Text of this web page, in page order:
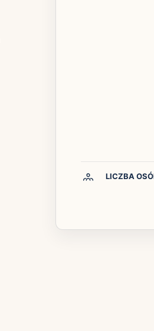
LICZBA